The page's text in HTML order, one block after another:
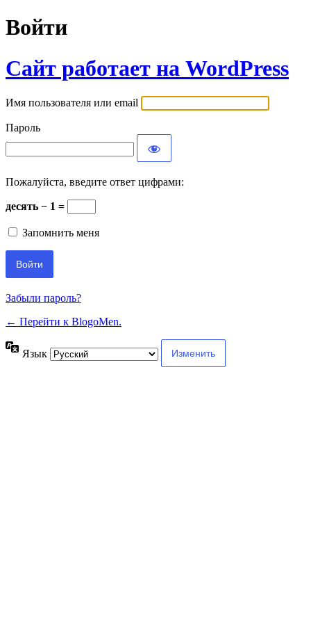
Войти
Сайт работает на WordPress
Имя пользователя или email
Пароль
Пожалуйста, введите ответ цифрами:
десять − 1 =
Запомнить меня
Забыли пароль?
← Перейти к BlogoMen.
Язык